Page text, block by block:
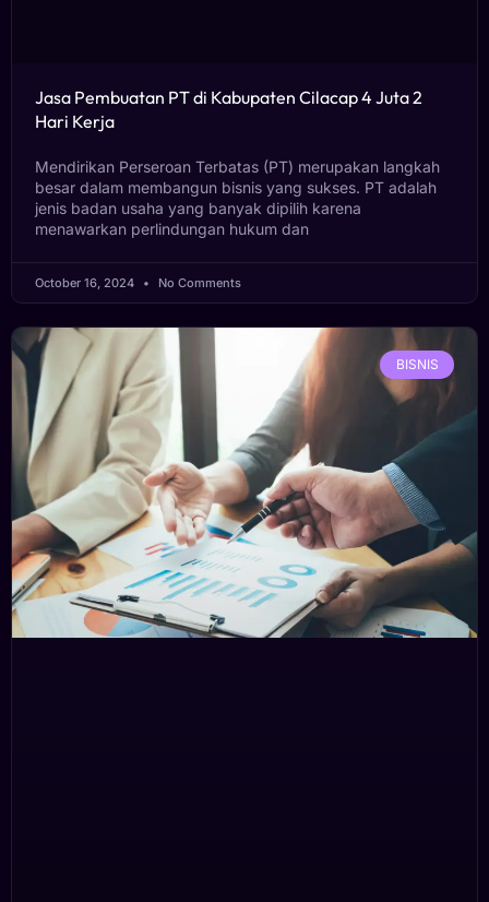
Jasa Pembuatan PT di Kabupaten Cilacap 4 Juta 2
Hari Kerja
Mendirikan Perseroan Terbatas (PT) merupakan langkah
besar dalam membangun bisnis yang sukses. PT adalah
jenis badan usaha yang banyak dipilih karena
menawarkan perlindungan hukum dan
October 16, 2024 No Comments
BISNIS